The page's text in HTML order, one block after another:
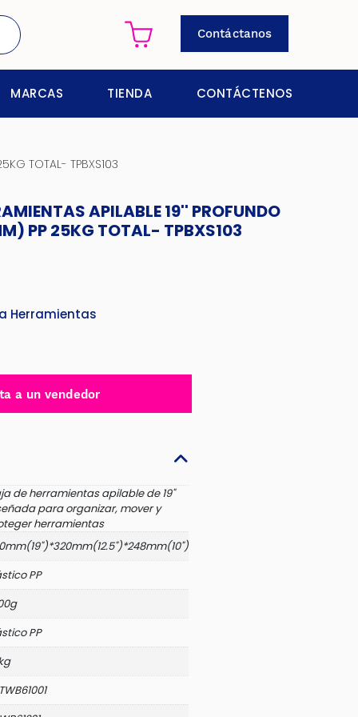
Contáctanos
MARCAS TIENDA CONTÁCTENOS
TOTAL- TPBXS103
APILABLE 19'' PROFUNDO
PP 25KG TOTAL- TPBXS103
Herramientas
a un vendedor
de herramientas apilable de 19"
para organizar, mover y
herramientas
PP
PP